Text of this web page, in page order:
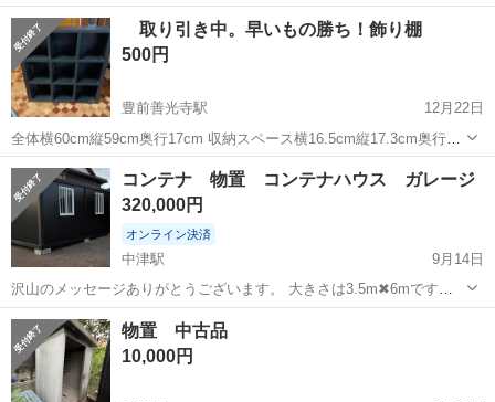
町になります 引き取りに来てくださる方にお譲りいたします
大分 大分市 大分駅 収納家具 簡易
取り引き中。早いもの勝ち！飾り棚
500円
豊前善光寺駅
12月22日
全体横60cm縦59cm奥行17cm 収納スペース横16.5cm縦17.3cm奥行
15.5cm 黒い飾り棚 古いのでホコリ、よごれ、あります。軽く拭いて
います
大分 宇佐市 豊前善光寺駅 飾り棚
コンテナ 物置 コンテナハウス ガレージ
320,000円
オンライン決済
中津駅
9月14日
沢山のメッセージありがとうございます。 大きさは3.5m✖6mです！
バラす事も可能です！ 大きいのでバラして持ち帰ってもらった方がい
いかもです！ その際はお手伝いいたします！ 大人の隠れ家としていか
がでしょうか？ 火曜日追...
大分 中津市 中津駅 収納家具
物置 中古品
10,000円